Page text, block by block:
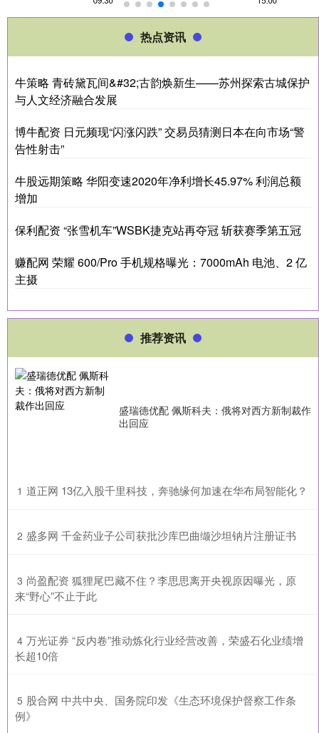
热点资讯
牛策略 青砖黛瓦间&#32;古韵焕新生——苏州探索古城保护
与人文经济融合发展
博牛配资 日元频现“闪涨闪跌” 交易员猜测日本在向市场“警
告性射击”
牛股远期策略 华阳变速2020年净利增长45.97% 利润总额
增加
保利配资 “张雪机车”WSBK捷克站再夺冠 斩获赛季第五冠
赚配网 荣耀 600/Pro 手机规格曝光：7000mAh 电池、2 亿
主摄
推荐资讯
盛瑞德优配 佩斯科夫：俄将对西方新制裁作
出回应
1 ​道正网 13亿入股千里科技，奔驰缘何加速在华布局智能化？
2 ​盛多网 千金药业子公司获批沙库巴曲缬沙坦钠片注册证书
3 ​尚盈配资 狐狸尾巴藏不住？李思思离开央视原因曝光，原
来“野心”不止于此
4 ​万光证券 “反内卷”推动炼化行业经营改善，荣盛石化业绩增
长超10倍
5 ​股合网 中共中央、国务院印发《生态环境保护督察工作条
例》